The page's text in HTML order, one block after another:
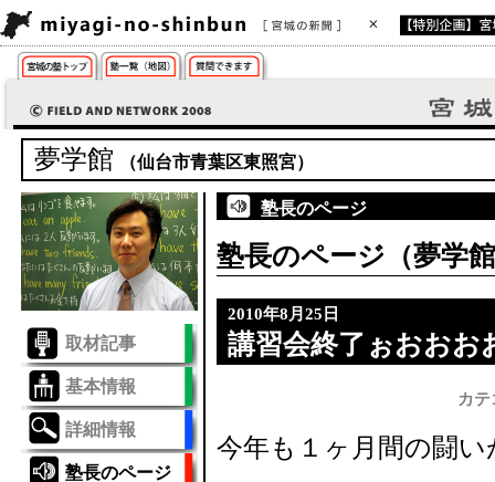
夢学館 （仙台市青葉区東照宮）
塾長のページ
塾長のページ（夢学
2010年8月25日
講習会終了ぉおおお
カテ
今年も１ヶ月間の闘
取材記事
基本情報
詳細情報
塾長のページ